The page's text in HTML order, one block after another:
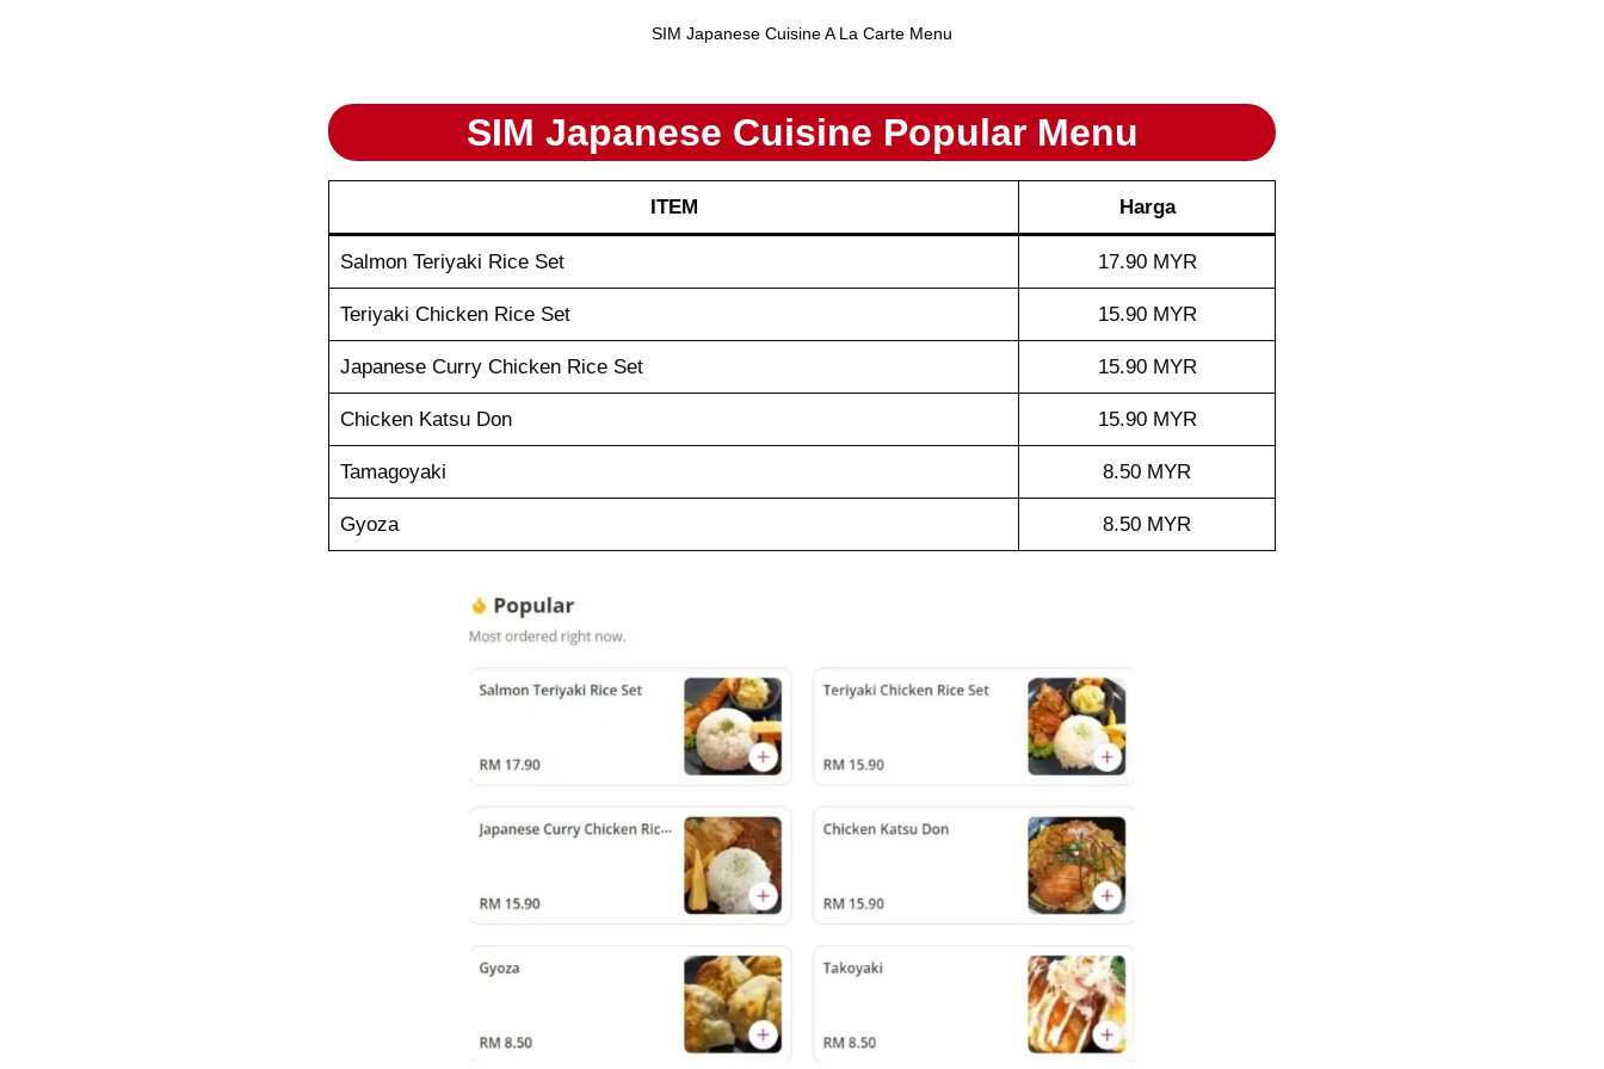
SIM Japanese Cuisine A La Carte Menu
SIM Japanese Cuisine Popular Menu
ITEM Harga
Salmon Teriyaki Rice Set 17.90 MYR
Teriyaki Chicken Rice Set 15.90 MYR
Japanese Curry Chicken Rice Set 15.90 MYR
Chicken Katsu Don 15.90 MYR
Tamagoyaki 8.50 MYR
Gyoza 8.50 MYR